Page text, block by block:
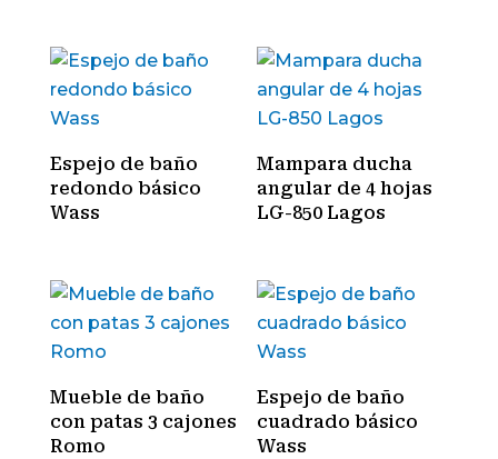
Espejo de baño
redondo básico
Wass
Mampara ducha
angular de 4 hojas
LG-850 Lagos
Mueble de baño
con patas 3 cajones
Romo
Espejo de baño
cuadrado básico
Wass